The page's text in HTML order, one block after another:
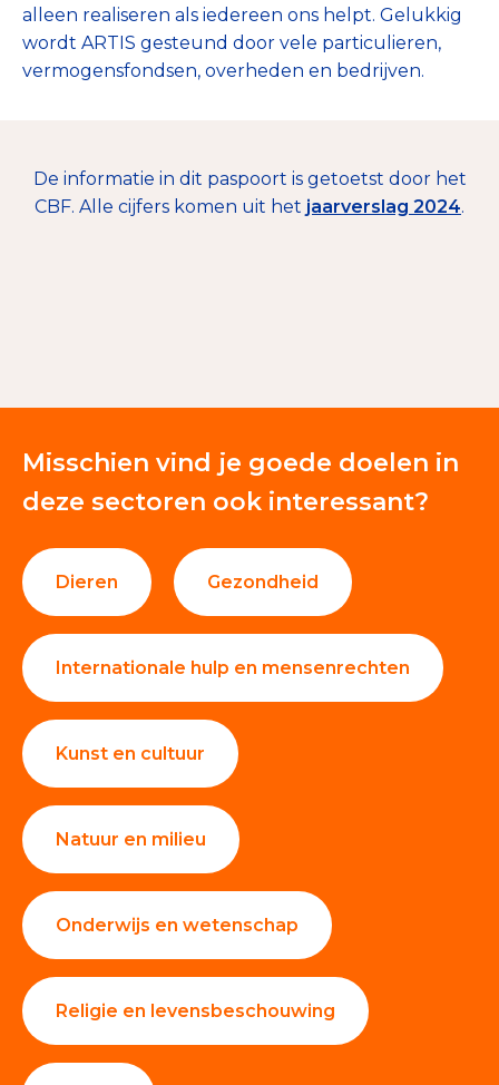
alleen realiseren als iedereen ons helpt. Gelukkig
wordt ARTIS gesteund door vele particulieren,
vermogensfondsen, overheden en bedrijven.
De informatie in dit paspoort is getoetst door het
CBF. Alle cijfers komen uit het jaarverslag 2024.
Misschien vind je goede doelen in
deze sectoren ook interessant?
Dieren Gezondheid
Internationale hulp en mensenrechten
Kunst en cultuur
Natuur en milieu
Onderwijs en wetenschap
Religie en levensbeschouwing